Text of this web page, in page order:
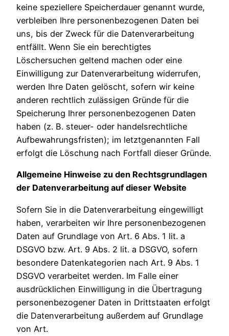
keine speziellere Speicherdauer genannt wurde,
verbleiben Ihre personenbezogenen Daten bei
uns, bis der Zweck für die Datenverarbeitung
entfällt. Wenn Sie ein berechtigtes
Löschersuchen geltend machen oder eine
Einwilligung zur Datenverarbeitung widerrufen,
werden Ihre Daten gelöscht, sofern wir keine
anderen rechtlich zulässigen Gründe für die
Speicherung Ihrer personenbezogenen Daten
haben (z. B. steuer- oder handelsrechtliche
Aufbewahrungsfristen); im letztgenannten Fall
erfolgt die Löschung nach Fortfall dieser Gründe.
Allgemeine Hinweise zu den Rechtsgrundlagen
der Datenverarbeitung auf dieser Website
Sofern Sie in die Datenverarbeitung eingewilligt
haben, verarbeiten wir Ihre personenbezogenen
Daten auf Grundlage von Art. 6 Abs. 1 lit. a
DSGVO bzw. Art. 9 Abs. 2 lit. a DSGVO, sofern
besondere Datenkategorien nach Art. 9 Abs. 1
DSGVO verarbeitet werden. Im Falle einer
ausdrücklichen Einwilligung in die Übertragung
personenbezogener Daten in Drittstaaten erfolgt
die Datenverarbeitung außerdem auf Grundlage
von Art.